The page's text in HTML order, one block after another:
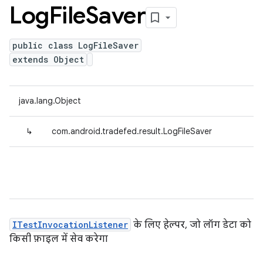
LogFileSaver
public class LogFileSaver
extends Object
java.lang.Object
↳ com.android.tradefed.result.LogFileSaver
ITestInvocationListener के लिए हेल्पर, जो लॉग डेटा को
किसी फ़ाइल में सेव करेगा